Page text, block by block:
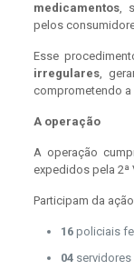
medicamentos,
pelos
Esse
irregulares,
comprometendo
A operação
A operação
expedidos pela 2ª
Participam da
16policiais
04servidores